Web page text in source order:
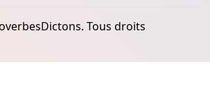
Tous droits